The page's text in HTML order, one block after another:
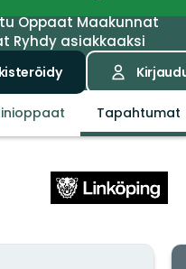
OppaatMaakunnat
Ryhdy asiakkaaksi
Tapahtumat